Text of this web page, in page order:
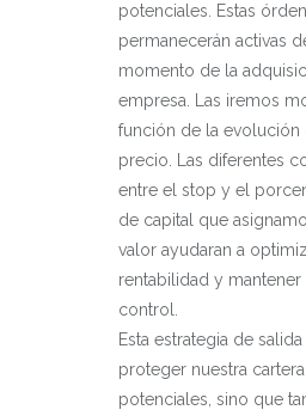
potenciales. Estas
permanecerán activas
momento de la
empresa. Las iremos
función de la evolución
precio. Las diferentes
entre el stop y el
de capital que
valor ayudaran a
rentabilidad y
control.
Esta estrategia de
proteger nuestra
potenciales, sino que